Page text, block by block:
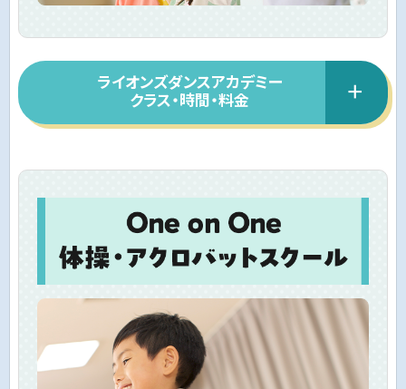
ライオンズダンスアカデミー
クラス・時間・料金